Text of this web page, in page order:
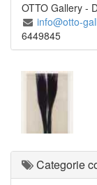
OTTO Gallery -
info@otto-
6449845
Categorie